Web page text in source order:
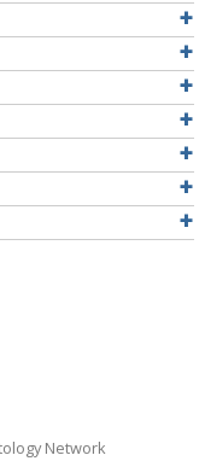
Network